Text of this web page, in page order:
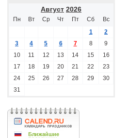
Август 2026
Пн Вт Ср Чт Пт Сб
Вс
1
2
3
4 5 6 7 8
9
10
11 12 13 14 15
16
17
18 19 20 21 22
23
24
25 26 27 28 29
30
31